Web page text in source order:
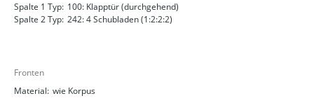
Spalte 1 Typ: 100: Klapptür (durchgehend)
Spalte 2 Typ: 242: 4 Schubladen (1:2:2:2)
Fronten
Material: wie Korpus